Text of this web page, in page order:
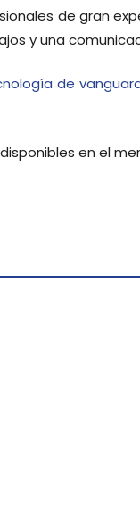
de gran
y una
de
en el